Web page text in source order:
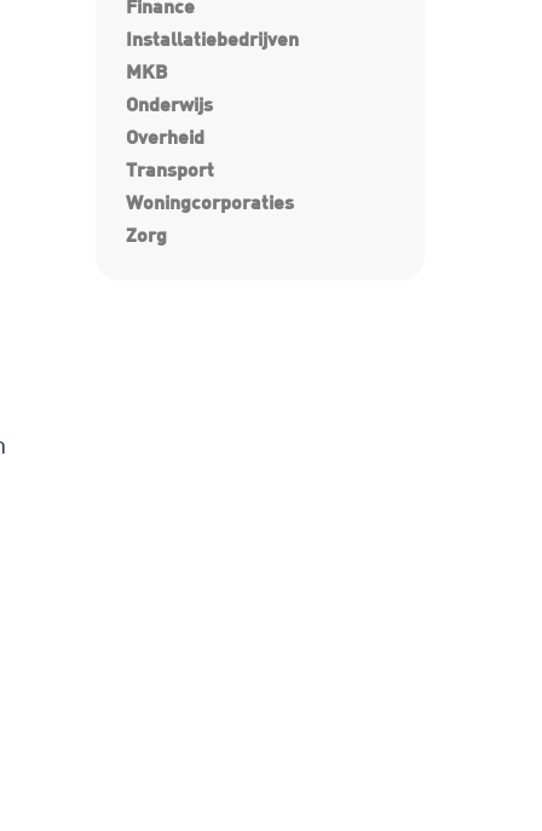
Finance
Installatiebedrijven
MKB
Onderwijs
Overheid
Transport
Woningcorporaties
Zorg